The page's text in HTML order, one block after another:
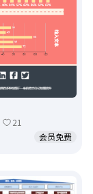
21
会员免费